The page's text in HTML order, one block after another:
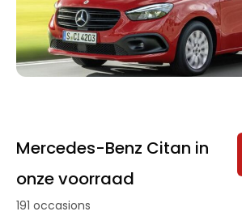
Mercedes-Benz Citan in
onze voorraad
191 occasions